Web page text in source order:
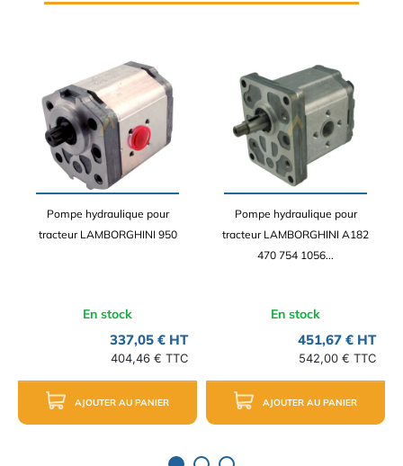
Pompe hydraulique pour
tracteur LAMBORGHINI 950
En stock
337,05 € HT
404,46 € TTC
AJOUTER AU PANIER
Pompe hydraulique pour
tracteur LAMBORGHINI A182
470 754 1056...
En stock
451,67 € HT
542,00 € TTC
AJOUTER AU PANIER